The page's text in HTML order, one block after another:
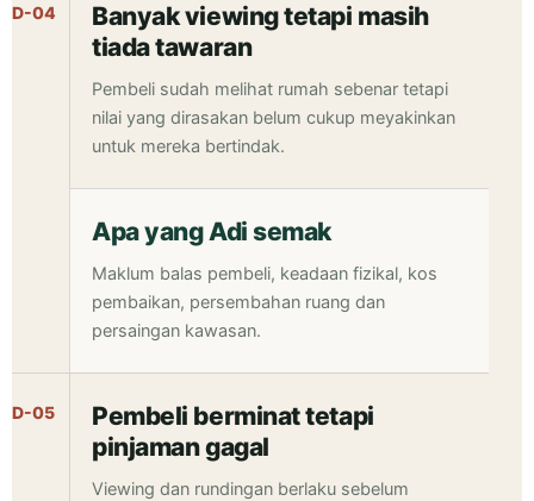
D-04
Banyak viewing tetapi masih
tiada tawaran
Pembeli sudah melihat rumah sebenar tetapi
nilai yang dirasakan belum cukup meyakinkan
untuk mereka bertindak.
Apa yang Adi semak
Maklum balas pembeli, keadaan fizikal, kos
pembaikan, persembahan ruang dan
persaingan kawasan.
D-05
Pembeli berminat tetapi
pinjaman gagal
Viewing dan rundingan berlaku sebelum